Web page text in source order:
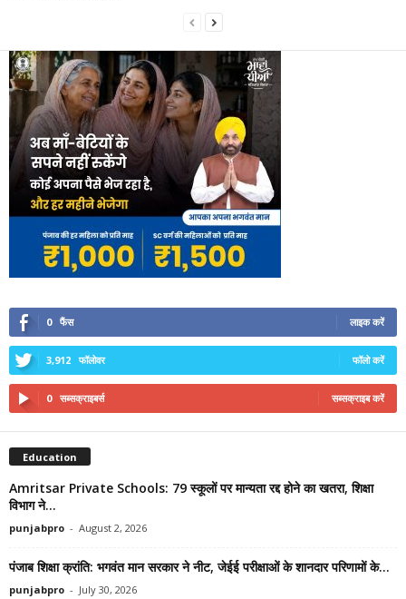
0 फैंस लाइक करें
3,912 फॉलोवर फॉलो करें
0 सब्सक्राइबर्स सब्सक्राइब करें
Education
Amritsar Private Schools: 79 स्कूलों पर मान्यता रद्द होने का खतरा, शिक्षा
विभाग ने...
punjabpro - August 2, 2026
पंजाब शिक्षा क्रांति: भगवंत मान सरकार ने नीट, जेईई परीक्षाओं के शानदार परिणामों के...
punjabpro - July 30, 2026